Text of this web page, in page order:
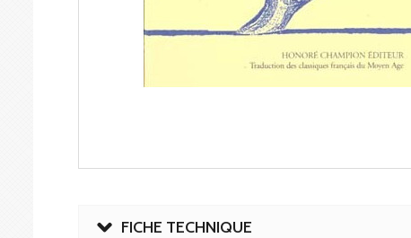
FICHE TECHNIQUE